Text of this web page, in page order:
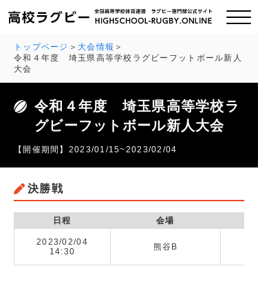
ご挨拶
大会情報
チームグッズ
プライバシーポリシー
関連リンク
トップページ
大会情報
令和４年度 埼玉県高等学校ラグビーフットボール新人
大会
令和４年度 埼玉県高等学校ラ
グビーフットボール新人大会
【開催期間】2023/01/15~2023/02/04
決勝戦
日程 会場
2023/02/04
14:30
熊谷B